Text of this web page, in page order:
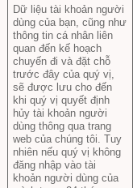
Dữ liệu tài khoản người
dùng của bạn, cũng như
thông tin cá nhân liên
quan đến kế hoạch
chuyến đi và đặt chỗ
trước đây của quý vị,
sẽ được lưu cho đến
khi quý vị quyết định
hủy tài khoản người
dùng thông qua trang
web của chúng tôi. Tuy
nhiên nếu quý vị không
đăng nhập vào tài
khoản người dùng của